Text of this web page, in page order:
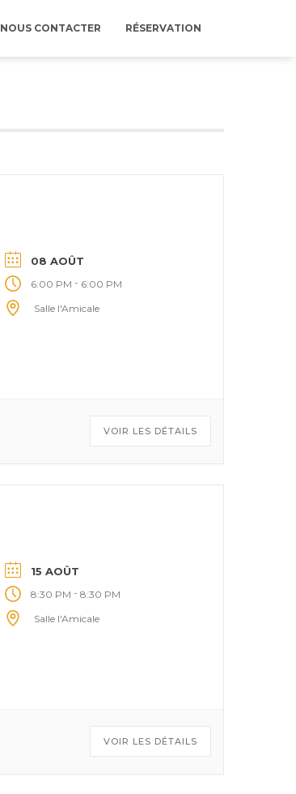
NOUS CONTACTER RÉSERVATION
08 AOÛT
6:00 PM - 6:00 PM
Salle l'Amicale
VOIR LES DÉTAILS
15 AOÛT
8:30 PM - 8:30 PM
Salle l'Amicale
VOIR LES DÉTAILS